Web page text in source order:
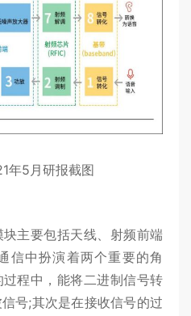
年5月研报截图
主要包括天线、射频前端
信中扮演着两个重要的角
程中，能将二进制信号转
号;其次是在接收信号的过